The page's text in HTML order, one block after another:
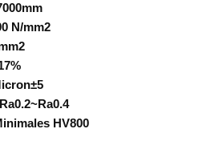
N/mm2
HV800